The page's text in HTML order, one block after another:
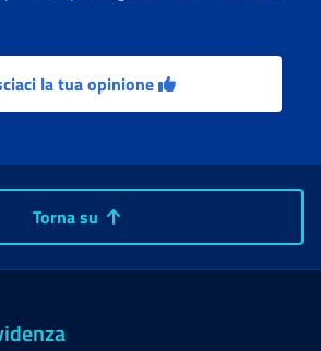
la tua opinione
Torna su